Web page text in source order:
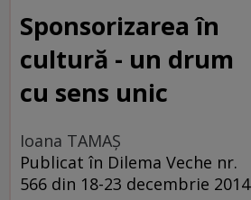
Sponsorizarea în
cultură - un drum
cu sens unic
Ioana TAMAŞ
Publicat în Dilema Veche nr.
566 din 18-23 decembrie 2014